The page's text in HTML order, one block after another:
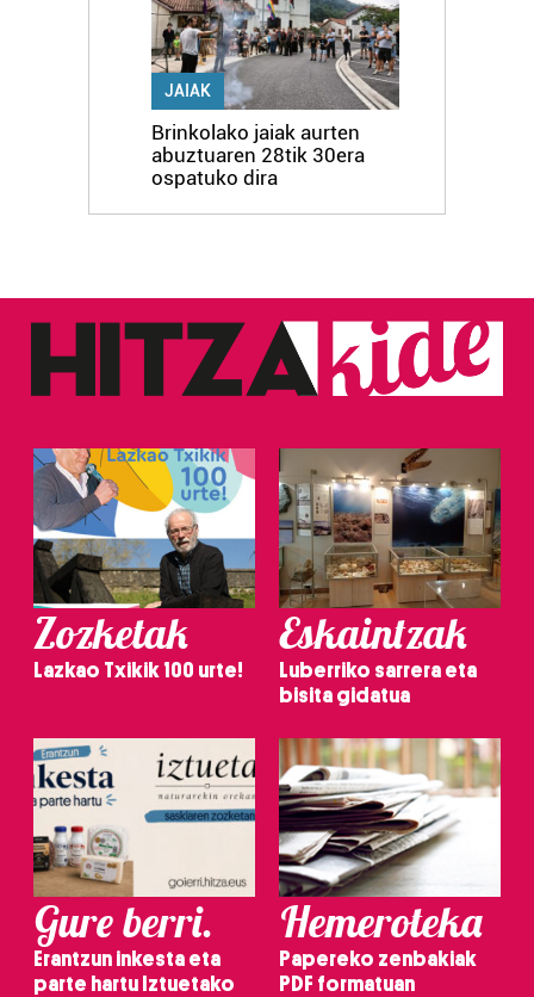
JAIAK
Brinkolako jaiak aurten
abuztuaren 28tik 30era
ospatuko dira
Zozketak
Lazkao Txikik 100 urte!
Eskaintzak
Luberriko sarrera eta
bisita gidatua
Gure berri.
Erantzun inkesta eta
parte hartu Iztuetako
Hemeroteka
Papereko zenbakiak
PDF formatuan